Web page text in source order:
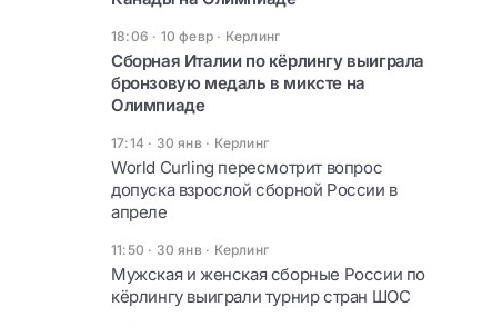
18:06 · 10 февр · Керлинг
Сборная Италии по кёрлингу выиграла
бронзовую медаль в миксте на
Олимпиаде
17:14 · 30 янв· Керлинг
World Curling пересмотрит вопрос
допуска взрослой сборной России в
апреле
11:50 · 30 янв· Керлинг
Мужская и женская сборные России по
кёрлингу выиграли турнир стран ШОС